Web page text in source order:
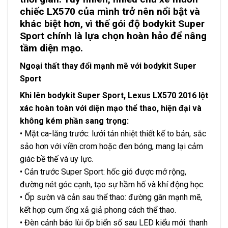
chiếc LX570 của mình trở nên nổi bật và
khác biệt hơn, vì thế gói độ bodykit Super
Sport chính là lựa chọn hoàn hảo để nâng
tầm diện mạo.
Ngoại thất thay đổi mạnh mẽ với bodykit Super
Sport
Khi lên bodykit Super Sport, Lexus LX570 2016 lột
xác hoàn toàn với diện mạo thể thao, hiện đại và
không kém phần sang trọng:
• Mặt ca-lăng trước: lưới tản nhiệt thiết kế to bản, sắc
sảo hơn với viền crom hoặc đen bóng, mang lại cảm
giác bề thế và uy lực.
• Cản trước Super Sport: hốc gió được mở rộng,
đường nét góc cạnh, tạo sự hầm hố và khí động học.
• Ốp sườn và cản sau thể thao: đường gân mạnh mẽ,
kết hợp cụm ống xả giả phong cách thể thao.
• Đèn cảnh báo lùi ốp biển số sau LED kiểu mới: thanh